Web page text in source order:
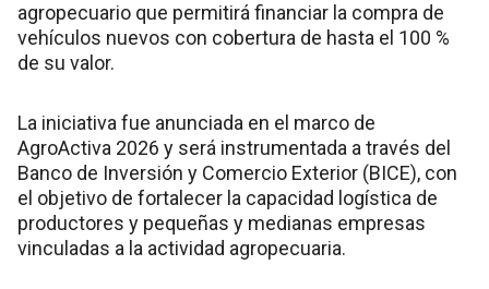
agropecuario que permitirá financiar la compra de
vehículos nuevos con cobertura de hasta el 100 %
de su valor.
La iniciativa fue anunciada en el marco de
AgroActiva 2026 y será instrumentada a través del
Banco de Inversión y Comercio Exterior (BICE), con
el objetivo de fortalecer la capacidad logística de
productores y pequeñas y medianas empresas
vinculadas a la actividad agropecuaria.